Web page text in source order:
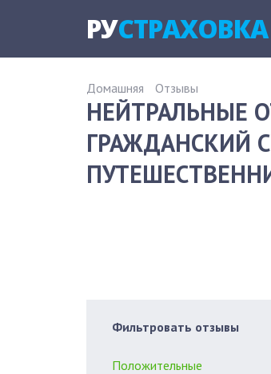
РУСТРАХОВКА
Домашняя Отзывы
НЕЙТРАЛЬНЫЕ
ГРАЖДАНСКИЙ
Фильтровать отзывы
Положительные